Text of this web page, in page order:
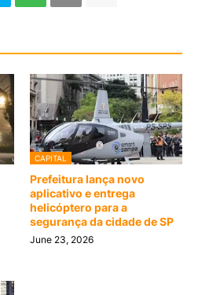
CAPITAL
Prefeitura lança novo
aplicativo e entrega
helicóptero para a
segurança da cidade de SP
June 23, 2026